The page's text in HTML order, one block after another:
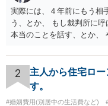
実際には、４年前にもう相
う、とか、 もし裁判所に
本当のことを話す、とか、
2
主人から住宅ロ
す。
#婚姻費用(別居中の生活費など)